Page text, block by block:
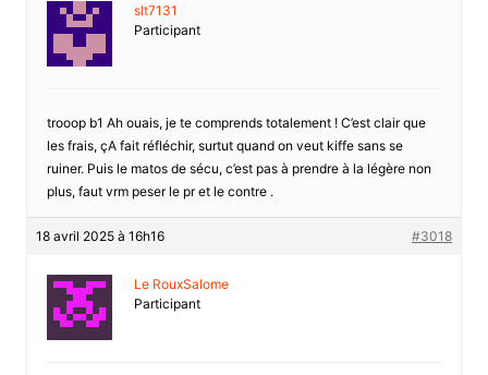
slt7131
Participant
trooop b1 Ah ouais, je te comprends totalement ! C’est clair que
les frais, çA fait réfléchir, surtut quand on veut kiffe sans se
ruiner. Puis le matos de sécu, c’est pas à prendre à la légère non
plus, faut vrm peser le pr et le contre .
18 avril 2025 à 16h16 #3018
Le RouxSalome
Participant